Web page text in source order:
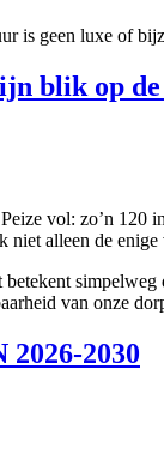
is geen luxe of
blik op
vol: zo’n
niet alleen de
van onze
2030